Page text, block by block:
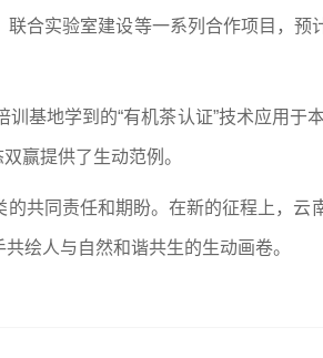
合实验室建设等一系列合作项目，
基地学到的“有机茶认证”技术应用于
赢提供了生动范例。
共同责任和期盼。在新的征程上，
绘人与自然和谐共生的生动画卷。